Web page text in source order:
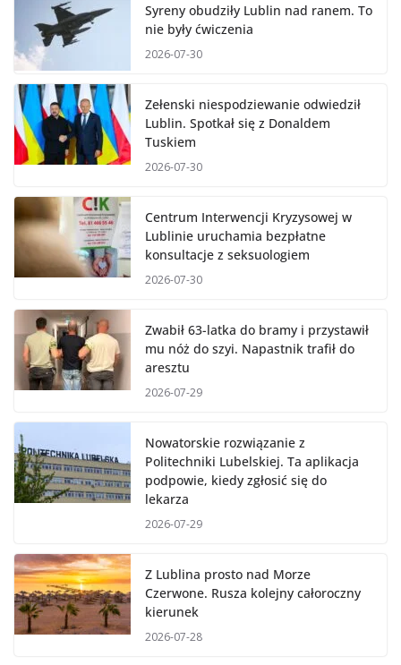
Syreny obudziły Lublin nad ranem. To
nie były ćwiczenia
2026-07-30
Zełenski niespodziewanie odwiedził
Lublin. Spotkał się z Donaldem
Tuskiem
2026-07-30
Centrum Interwencji Kryzysowej w
Lublinie uruchamia bezpłatne
konsultacje z seksuologiem
2026-07-30
Zwabił 63-latka do bramy i przystawił
mu nóż do szyi. Napastnik trafił do
aresztu
2026-07-29
Nowatorskie rozwiązanie z
Politechniki Lubelskiej. Ta aplikacja
podpowie, kiedy zgłosić się do
lekarza
2026-07-29
Z Lublina prosto nad Morze
Czerwone. Rusza kolejny całoroczny
kierunek
2026-07-28